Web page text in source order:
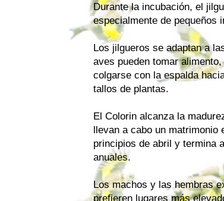
Durante la incubación, el
especialmente de pequeños
Los jilgueros se adaptan a
aves pueden tomar
colgarse con la espalda
tallos de plantas.
El Colorin alcanza la
llevan a cabo un matrimonio
principios de abril y termina
anuales.
Los machos y las hembras
prefieren lugares más